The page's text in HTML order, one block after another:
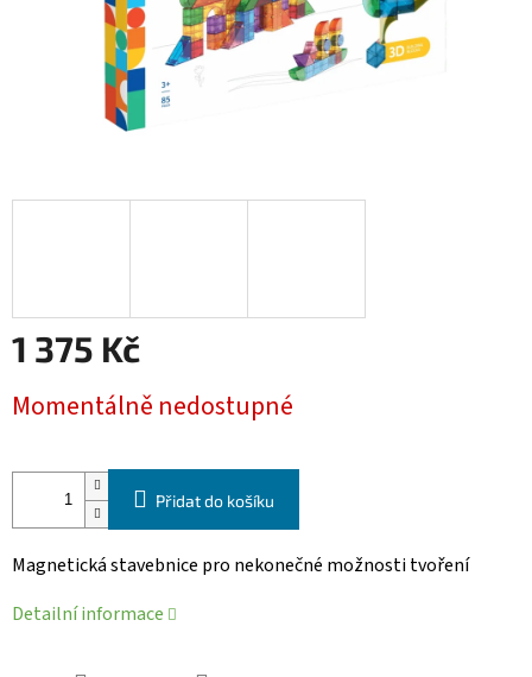
1 375 Kč
cena:
Momentálně nedostupné
Přidat do košíku
Magnetická stavebnice pro nekonečné možnosti tvoření
Detailní informace